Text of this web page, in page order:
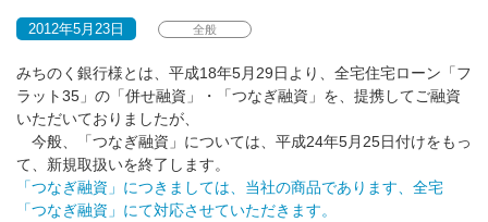
2012年5月23日 全般
みちのく銀行様とは、平成18年5月29日より、全宅住宅ローン「フ
ラット35」の「併せ融資」・「つなぎ融資」を、提携してご融資
いただいておりましたが、
今般、「つなぎ融資」については、平成24年5月25日付けをもっ
て、新規取扱いを終了します。
「つなぎ融資」につきましては、当社の商品であります、全宅
「つなぎ融資」にて対応させていただきます。